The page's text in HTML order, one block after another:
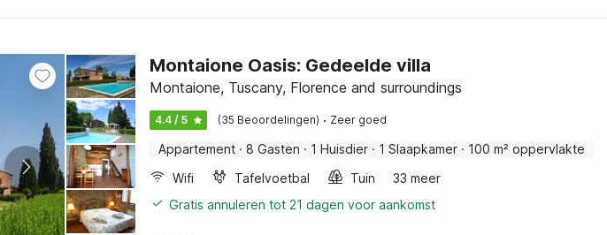
Montaione Oasis: Gedeelde villa
Montaione, Tuscany, Florence and surroundings
4.4 / 5 (35 Beoordelingen) · Zeer goed
Appartement · 8 Gasten · 1 Huisdier · 1 Slaapkamer · 100 m² oppervlakte
Wifi
Tafelvoetbal Tuin
33 meer
Gratis annuleren tot 21 dagen voor aankomst